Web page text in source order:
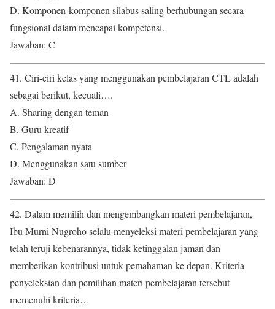
D. Komponen-komponen silabus saling berhubungan secara
fungsional dalam mencapai kompetensi.
Jawaban: C
41. Ciri-ciri kelas yang menggunakan pembelajaran CTL adalah
sebagai berikut, kecuali….
A. Sharing dengan teman
B. Guru kreatif
C. Pengalaman nyata
D. Menggunakan satu sumber
Jawaban: D
42. Dalam memilih dan mengembangkan materi pembelajaran,
Ibu Murni Nugroho selalu menyeleksi materi pembelajaran yang
telah teruji kebenarannya, tidak ketinggalan jaman dan
memberikan kontribusi untuk pemahaman ke depan. Kriteria
penyeleksian dan pemilihan materi pembelajaran tersebut
memenuhi kriteria…